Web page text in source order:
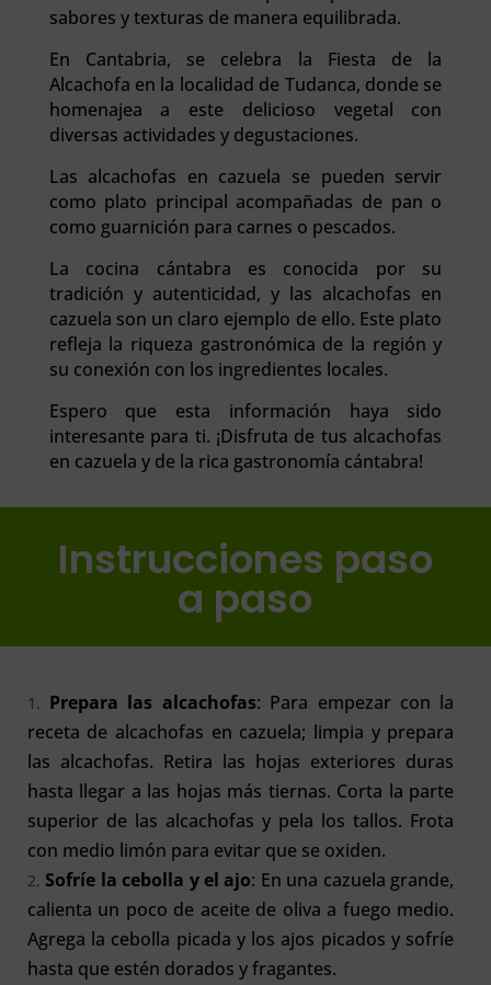
sabores y texturas de manera equilibrada.
En Cantabria, se celebra la Fiesta de la
Alcachofa en la localidad de Tudanca, donde se
homenajea a este delicioso vegetal con
diversas actividades y degustaciones.
Las alcachofas en cazuela se pueden servir
como plato principal acompañadas de pan o
como guarnición para carnes o pescados.
La cocina cántabra es conocida por su
tradición y autenticidad, y las alcachofas en
cazuela son un claro ejemplo de ello. Este plato
refleja la riqueza gastronómica de la región y
su conexión con los ingredientes locales.
Espero que esta información haya sido
interesante para ti. ¡Disfruta de tus alcachofas
en cazuela y de la rica gastronomía cántabra!
Instrucciones paso
a paso
Prepara las alcachofas: Para empezar con la
receta de alcachofas en cazuela; limpia y prepara
las alcachofas. Retira las hojas exteriores duras
hasta llegar a las hojas más tiernas. Corta la parte
superior de las alcachofas y pela los tallos. Frota
con medio limón para evitar que se oxiden.
Sofríe la cebolla y el ajo: En una cazuela grande,
calienta un poco de aceite de oliva a fuego medio.
Agrega la cebolla picada y los ajos picados y sofríe
hasta que estén dorados y fragantes.